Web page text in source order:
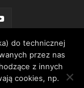
portalu
do technicznej
przez nas
z innych
cookies, np.